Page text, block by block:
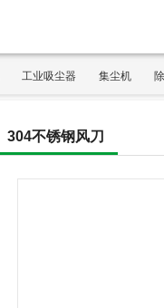
工业吸尘器 集尘机
304不锈钢风刀